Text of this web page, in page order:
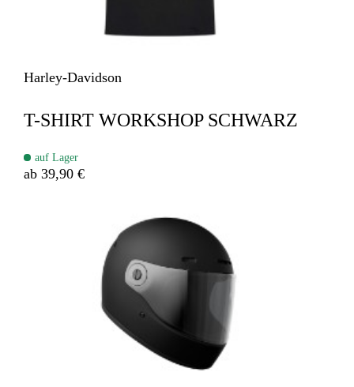
Harley-Davidson
T-SHIRT WORKSHOP SCHWARZ
auf Lager
ab 39,90 €